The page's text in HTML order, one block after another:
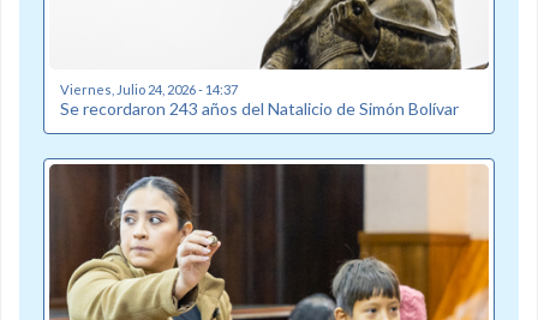
Viernes, Julio 24, 2026 - 14:37
Se recordaron 243 años del Natalicio de Simón Bolívar